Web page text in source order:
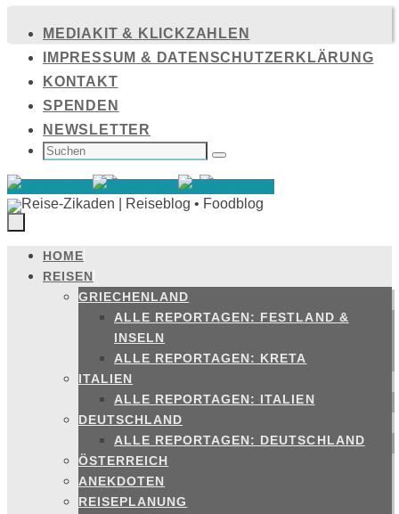
Inhalt
springen
MEDIAKIT & KLICKZAHLEN
IMPRESSUM & DATENSCHUTZERKLÄRUNG
KONTAKT
SPENDEN
NEWSLETTER
SUCHEN
NACH: Suchen
Zum
Inhalt
springen
HOME
REISEN
GRIECHENLAND
ALLE REPORTAGEN: FESTLAND &
INSELN
ALLE REPORTAGEN: KRETA
ITALIEN
ALLE REPORTAGEN: ITALIEN
DEUTSCHLAND
ALLE REPORTAGEN: DEUTSCHLAND
ÖSTERREICH
ANEKDOTEN
REISEPLANUNG